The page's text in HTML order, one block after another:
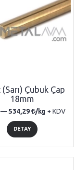
Çubuk Çap
18mm
—534,29 /kg + KDV
DETAY